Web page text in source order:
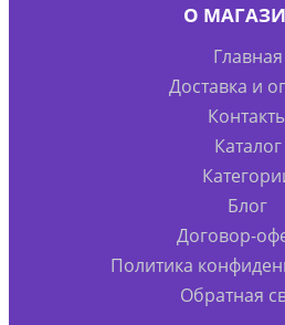
О
Главная
Доставка и
Каталог
Блог
Договор-
Политика
Обратная